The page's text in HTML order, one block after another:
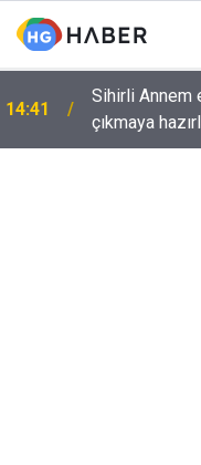
14:41
Sihirli Annem
çıkmaya